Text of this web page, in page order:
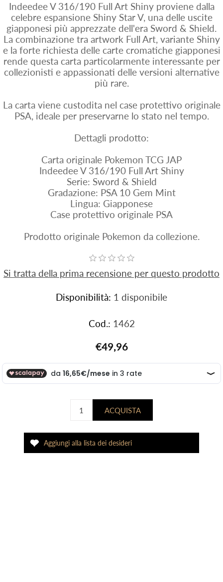
Indeedee V 316/190 Full Art Shiny proviene dalla
celebre espansione Shiny Star V, una delle uscite
giapponesi più apprezzate dell'era Sword & Shield.
La combinazione tra artwork Full Art, variante Shiny
e la forte richiesta delle carte cromatiche giapponesi
rende questa carta particolarmente interessante per
collezionisti e appassionati delle versioni alternative
più rare.
La carta viene custodita nel case protettivo originale
PSA, ideale per preservarne lo stato nel tempo.
Dettagli prodotto:
Carta originale Pokemon TCG JAP
Indeedee V 316/190 Full Art Shiny
Serie: Sword & Shield
Gradazione: PSA 10 Gem Mint
Lingua: Giapponese
Case protettivo originale PSA
Prodotto originale Pokemon da collezione.
Si tratta della prima recensione per questo prodotto
Disponibilità: 1 disponibile
Cod.: 1462
€49,96